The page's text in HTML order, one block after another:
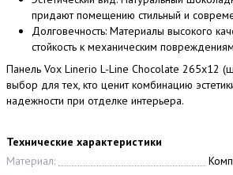
придают помещению стильный и
Долговечность: Материалы высокого
стойкость к механическим
Панель Vox Linerio L-Line Chocolate 265x12
выбор для тех, кто ценит комбинацию
надежности при отделке интерьера.
Технические характеристики
Материал: